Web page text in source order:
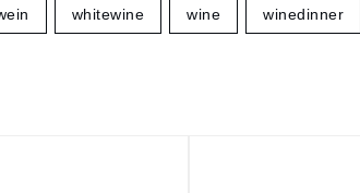
whitewine wine winedinner